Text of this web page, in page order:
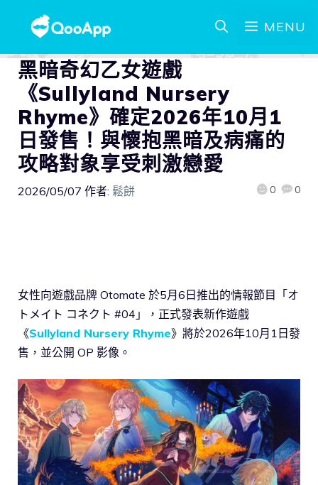
MENU
黑暗奇幻乙女遊戲
《Sullyland Nursery
Rhyme》確定2026年10月1
日發售！與懷抱黑暗及病痛的
攻略對象享受刺激戀愛
2026/05/07 作者: 鬆餅 0 0
女性向遊戲品牌 Otomate 於5月6日推出的情報節目「オ
トメイト コネクト #04」，正式發表新作遊戲
《Sullyland Nursery Rhyme》將於2026年10月1日發
售，並公開 OP 影像。